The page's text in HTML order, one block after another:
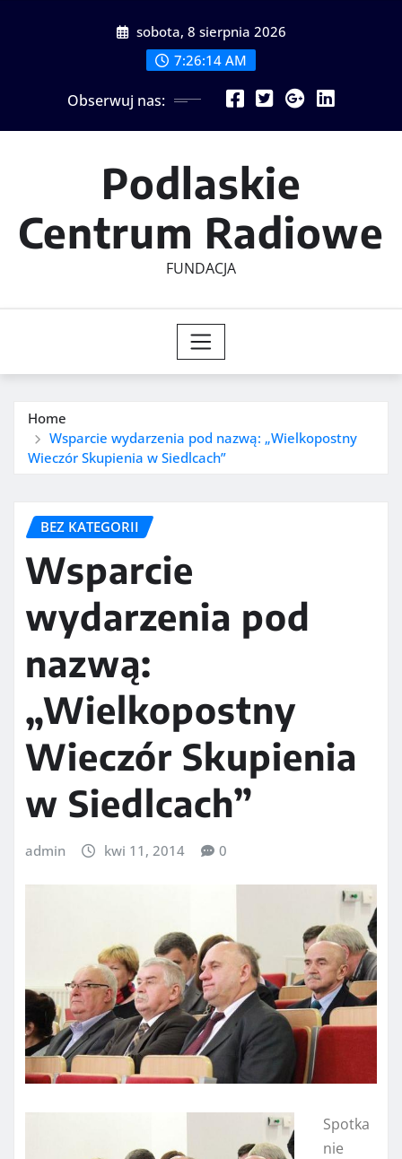
sobota, 8 sierpnia 2026
7:26:15 AM
Obserwuj nas:
Podlaskie
Centrum Radiowe
FUNDACJA
Home
Wsparcie wydarzenia pod nazwą: „Wielkopostny
Wieczór Skupienia w Siedlcach”
BEZ KATEGORII
Wsparcie
wydarzenia pod
nazwą:
„Wielkopostny
Wieczór Skupienia
w Siedlcach”
admin kwi 11, 2014 0
Spotka
nie